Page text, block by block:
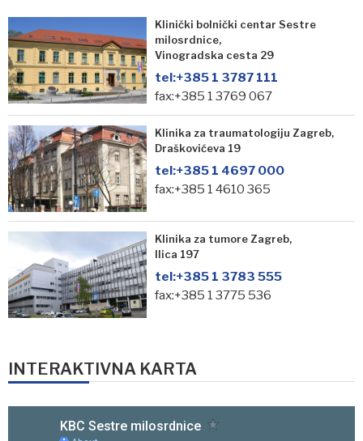
Klinički bolnički centar Sestre
milosrdnice,
Vinogradska cesta 29
tel:+385 1 3787 111
fax:+385 1 3769 067
Klinika za traumatologiju Zagreb,
Draškovićeva 19
tel:+385 1 4697 000
fax:+385 1 4610 365
Klinika za tumore Zagreb,
Ilica 197
tel:+385 1 3783 555
fax:+385 1 3775 536
INTERAKTIVNA KARTA